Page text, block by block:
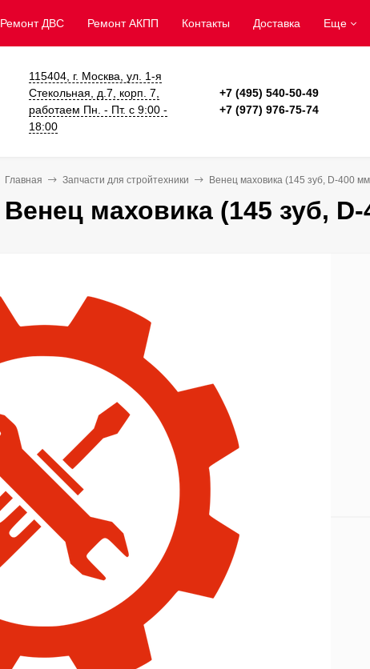
​Ремонт ДВС Ремонт АКПП Контакты Доставка Еще
115404, г. Москва, ул. 1-я
Стекольная, д.7, корп. 7,
работаем Пн. - Пт. с 9:00 -
18:00
+7 (495) 540-50-49
+7 (977) 976-75-74
Главная Запчасти для стройтехники Венец маховика (145 зуб, D-400
Венец маховика (145 зуб,